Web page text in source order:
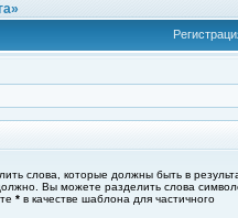
слова, которые должны быть в
Вы можете разделить слова
* в качестве шаблона для частичного